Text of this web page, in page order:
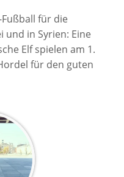
für die
und in Syrien: Eine
Elf spielen am 1.
für den guten